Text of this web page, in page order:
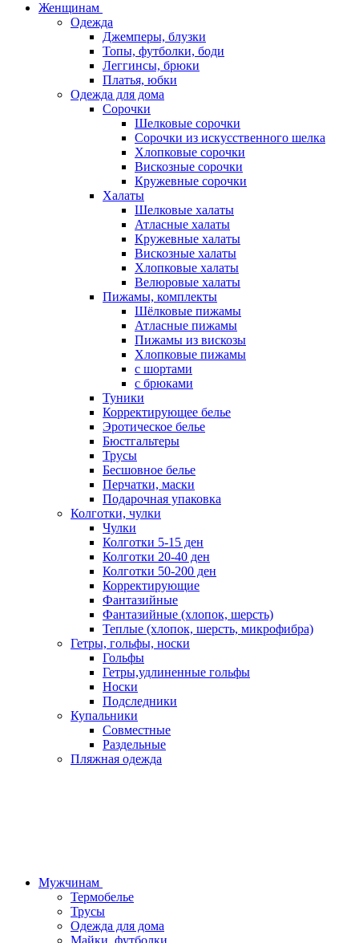
Женщинам
Одежда
Джемперы, блузки
Топы, футболки, боди
Леггинсы, брюки
Платья, юбки
Одежда для дома
Сорочки
Шелковые сорочки
Сорочки из искусственного шелка
Хлопковые сорочки
Вискозные сорочки
Кружевные сорочки
Халаты
Шелковые халаты
Атласные халаты
Кружевные халаты
Вискозные халаты
Хлопковые халаты
Велюровые халаты
Пижамы, комплекты
Шёлковые пижамы
Атласные пижамы
Пижамы из вискозы
Хлопковые пижамы
с шортами
с брюками
Туники
Корректирующее белье
Эротическое белье
Бюстгальтеры
Трусы
Бесшовное белье
Перчатки, маски
Подарочная упаковка
Колготки, чулки
Чулки
Колготки 5-15 ден
Колготки 20-40 ден
Колготки 50-200 ден
Корректирующие
Фантазийные
Фантазийные (хлопок, шерсть)
Теплые (хлопок, шерсть, микрофибра)
Гетры, гольфы, носки
Гольфы
Гетры,удлиненные гольфы
Носки
Подследники
Купальники
Совместные
Раздельные
Пляжная одежда
Мужчинам
Термобелье
Трусы
Одежда для дома
Майки, футболки